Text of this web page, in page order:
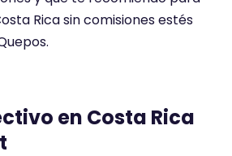
Rica sin comisiones estés
en Costa Rica